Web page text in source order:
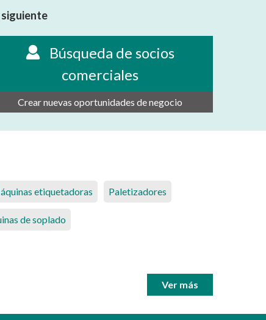
siguiente
Búsqueda de socios
comerciales
Crear nuevas oportunidades de negocio
etiquetadoras Paletizadores
de soplado
Ver más